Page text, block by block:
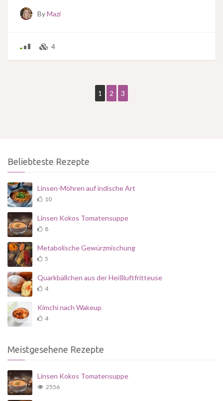
ByMazi
4
1 2 3
Beliebteste Rezepte
Linsen-Möhren auf indische Art
10
Linsen Kokos Tomatensuppe
8
Metabolische Gewürzmischung
5
Quarkbällchen aus der Heißluftfritteuse
4
Kimchi nach Wakeup
4
Meistgesehene Rezepte
Linsen Kokos Tomatensuppe
2556